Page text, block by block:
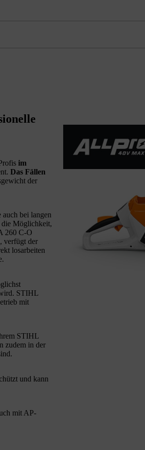
im
Das Fällen
der
bei langen
die Möglichkeit,
260 C-O
verfügt der
losarbeiten
STIHL
mit
STIHL
zudem in der
und kann
mit AP-